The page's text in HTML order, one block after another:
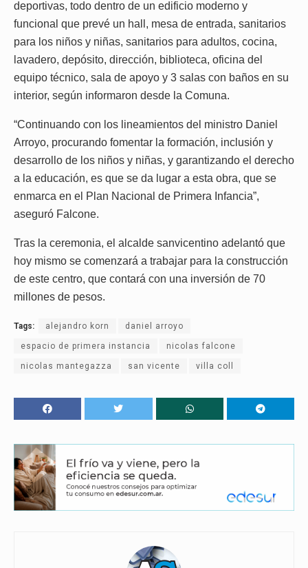
deportivas, todo dentro de un edificio moderno y
funcional que prevé un hall, mesa de entrada, sanitarios
para los niños y niñas, sanitarios para adultos, cocina,
lavadero, depósito, dirección, biblioteca, oficina del
equipo técnico, sala de apoyo y 3 salas con baños en su
interior, según informaron desde la Comuna.
“Continuando con los lineamientos del ministro Daniel
Arroyo, procurando fomentar la formación, inclusión y
desarrollo de los niños y niñas, y garantizando el derecho
a la educación, es que se da lugar a esta obra, que se
enmarca en el Plan Nacional de Primera Infancia”,
aseguró Falcone.
Tras la ceremonia, el alcalde sanvicentino adelantó que
hoy mismo se comenzará a trabajar para la construcción
de este centro, que contará con una inversión de 70
millones de pesos.
Tags: alejandro korn daniel arroyo
espacio de primera instancia nicolas falcone
nicolas mantegazza san vicente villa coll